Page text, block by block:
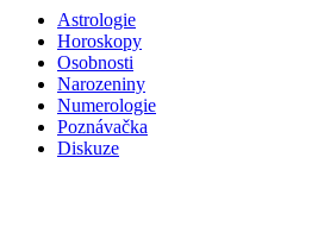
Astrologie
Horoskopy
Osobnosti
Narozeniny
Numerologie
Poznávačka
Diskuze